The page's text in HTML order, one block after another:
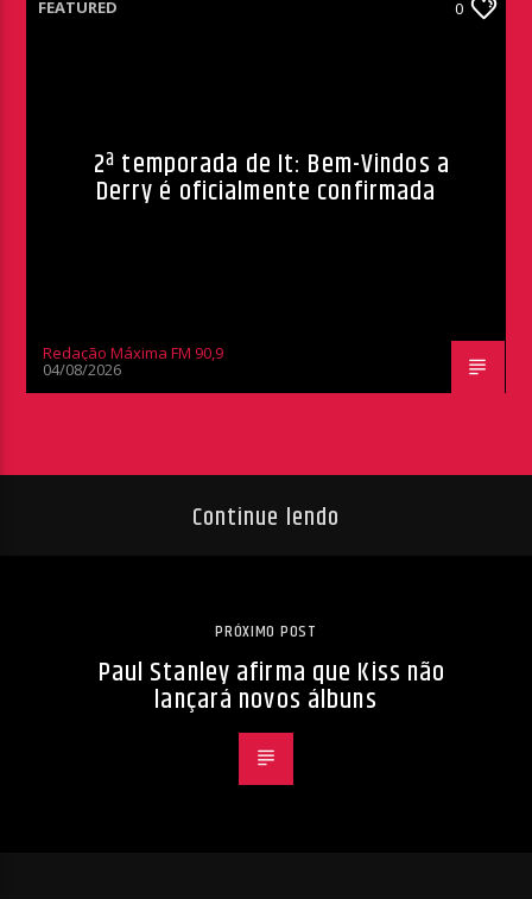
FEATURED 0
2ª temporada de It: Bem-Vindos a
Derry é oficialmente confirmada
Redação Máxima FM 90,9
04/08/2026
Continue lendo
PRÓXIMO POST
Paul Stanley afirma que Kiss não
lançará novos álbuns